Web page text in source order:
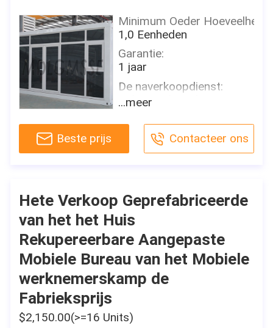
Guangdong, China
Merknaam:
MDL
Modelnummer:
Mdl-FP1
Gebruik:
Bureau, Schildwachtdoos,
Wacht House, Winkel, Toilet,
Pakhuis, Workshop,
Ontwerpstijl:
Modern
Vloer:
15 mm-de raad van het
vezelcement
Muur:
Dak:
Minimum Oeder Hoeveelheid
1,0 Eenheden
Garantie:
1 jaar
De naverkoopdienst:
Online technische
Het Vermogen van de
projectoplossing:
Toepassing:
Hotel
Plaats van herkomst:
Guangdong, China
Merknaam:
Modelnummer:
...meer
Beste prijs Contacteer ons
Hete Verkoop Geprefabriceerde
van het het Huis
Rekupereerbare Aangepaste
Mobiele Bureau van het Mobiele
werknemerskamp de
Fabrieksprijs
$2,150.00(>=16 Units)